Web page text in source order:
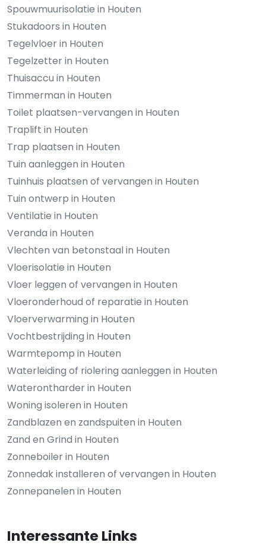
Spouwmuurisolatie in Houten
Stukadoors in Houten
Tegelvloer in Houten
Tegelzetter in Houten
Thuisaccu in Houten
Timmerman in Houten
Toilet plaatsen-vervangen in Houten
Traplift in Houten
Trap plaatsen in Houten
Tuin aanleggen in Houten
Tuinhuis plaatsen of vervangen in Houten
Tuin ontwerp in Houten
Ventilatie in Houten
Veranda in Houten
Vlechten van betonstaal in Houten
Vloerisolatie in Houten
Vloer leggen of vervangen in Houten
Vloeronderhoud of reparatie in Houten
Vloerverwarming in Houten
Vochtbestrijding in Houten
Warmtepomp in Houten
Waterleiding of riolering aanleggen in Houten
Waterontharder in Houten
Woning isoleren in Houten
Zandblazen en zandspuiten in Houten
Zand en Grind in Houten
Zonneboiler in Houten
Zonnedak installeren of vervangen in Houten
Zonnepanelen in Houten
Interessante Links